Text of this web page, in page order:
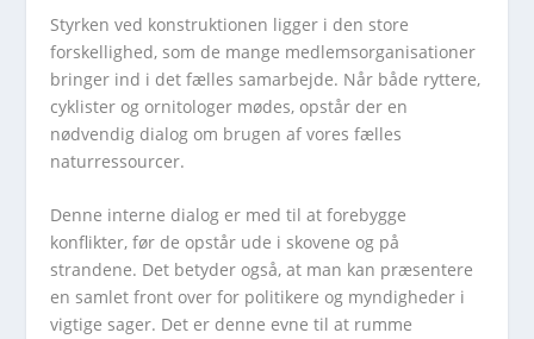
Styrken ved konstruktionen ligger i den store
forskellighed, som de mange medlemsorganisationer
bringer ind i det fælles samarbejde. Når både ryttere,
cyklister og ornitologer mødes, opstår der en
nødvendig dialog om brugen af vores fælles
naturressourcer.
Denne interne dialog er med til at forebygge
konflikter, før de opstår ude i skovene og på
strandene. Det betyder også, at man kan præsentere
en samlet front over for politikere og myndigheder i
vigtige sager. Det er denne evne til at rumme